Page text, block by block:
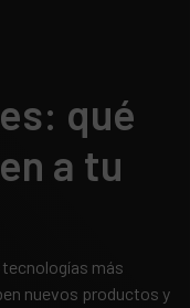
qué
a tu
tecnologías más
nuevos productos y